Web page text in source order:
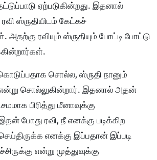
ஏற்படுகின்றது. இதனால்
ரவி ஸ்ருதியிடம் கேட்கச்
ரவியும் ஸ்ருதியும் போட்டி போட்டு
சொல்ல, ஸ்ருதி நானும்
சொல்லுகின்றார். இதனால் அதன்
பிரித்து மீனாவுக்கு
போது ரவி, நீ எனக்கு படிக்கிற
எனக்கு இப்பதான் இப்படி
என்று முத்துவுக்கு